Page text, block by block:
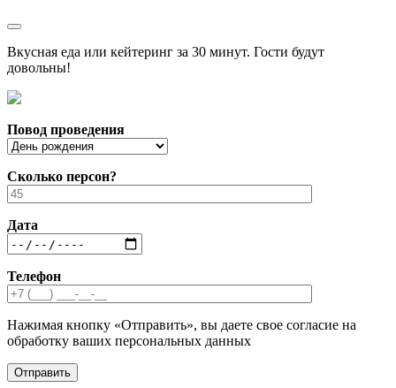
Вкусная еда или кейтеринг за 30 минут. Гости будут
довольны!
Повод проведения
Сколько персон?
Дата
Телефон
Нажимая кнопку «Отправить», вы даете свое согласие на
обработку ваших персональных данных